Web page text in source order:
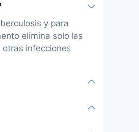
y para
elimina solo las
infecciones
serán indicadas por